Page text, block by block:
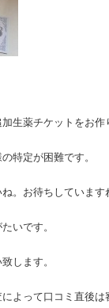
生薬チケットをお作
特定が困難です。
。お待ちしています
いです。
します。
によって口コミ直後